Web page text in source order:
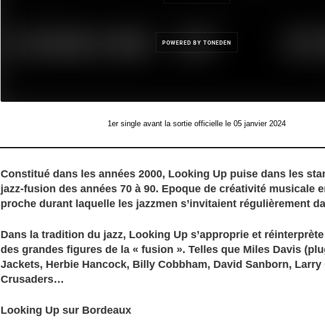
1er single avant la sortie officielle le 05 janvier 2024
Constitué dans les années 2000, Looking Up puise dans les
jazz-fusion des années 70 à 90. Epoque de créativité musicale
proche durant laquelle les jazzmen s’invitaient régulièrement
Dans la tradition du jazz, Looking Up s’approprie et
des grandes figures de la « fusion ». Telles que Miles Davis
Jackets, Herbie Hancock, Billy Cobbham, David Sanborn, Larry
Crusaders…
Looking Up sur Bordeaux